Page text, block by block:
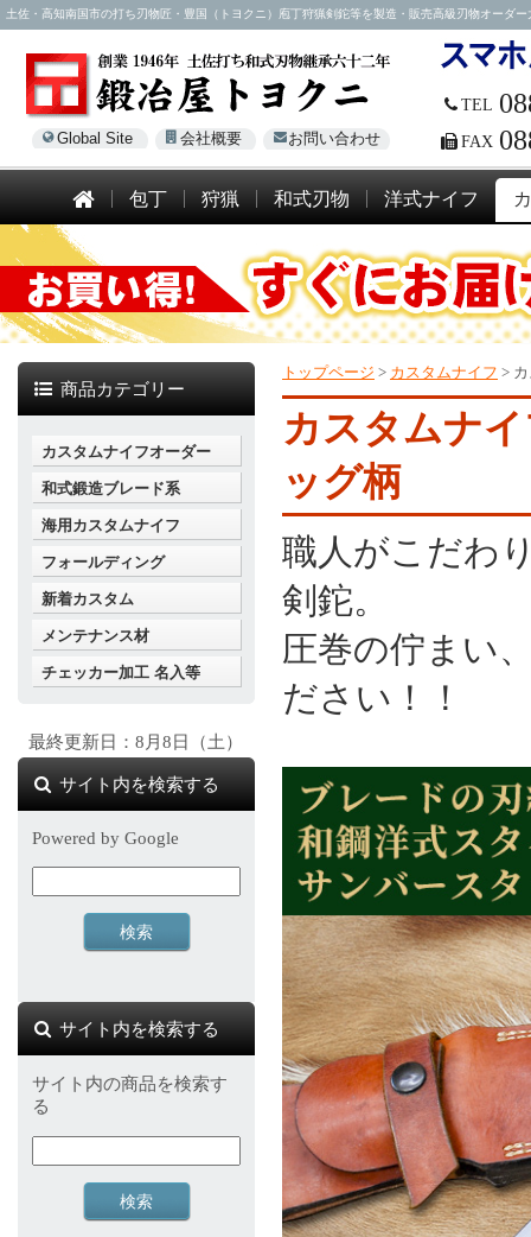
土佐・高知南国市の打ち刃物匠・豊国（トヨクニ）庖丁狩猟剣鉈等を製造・販売高級刃物オーダ
Global Site 会社概要 お問い合わせ
TEL
FAX
包丁 狩猟 和式刃物 洋式ナイフ
トップページ > カスタムナイフ >
カスタムナ
ッグ柄
職人がこだわ
剣鉈。
圧巻の佇まい
ださい！！
商品カテゴリー
カスタムナイフオーダー
和式鍛造ブレード系
海用カスタムナイフ
フォールディング
新着カスタム
メンテナンス材
チェッカー加工 名入等
最終更新日：8月8日（土）
サイト内を検索する
Powered by Google
サイト内を検索する
サイト内の商品を検索す
る